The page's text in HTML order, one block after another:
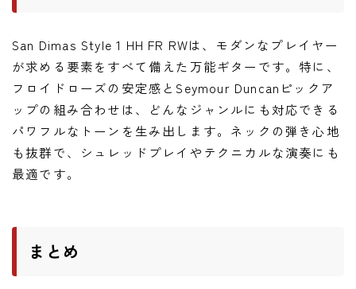
San Dimas Style 1 HH FR RWは、モダンなプレイヤー
が求める要素をすべて備えた万能ギターです。特に、
フロイドローズの安定感とSeymour Duncanピックア
ップの組み合わせは、どんなジャンルにも対応できる
パワフルなトーンを生み出します。ネックの弾き心地
も抜群で、シュレッドプレイやテクニカルな演奏にも
最適です。
まとめ